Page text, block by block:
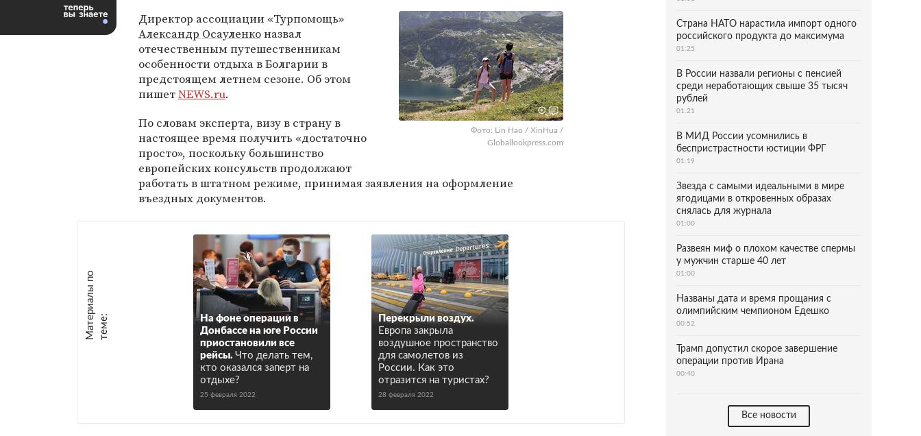
Фото: Lin Hao / XinHua /
Globallookpress.com
Директор ассоциации «Турпомощь»
Александр Осауленконазвал
отечественным путешественникам
особенности отдыха в Болгарии в
предстоящем летнем сезоне. Об этом
пишетNEWS.ru.
По словам эксперта, визу в страну в
настоящее время получить «достаточно
просто», поскольку большинство
европейских консульств продолжают
работать в штатном режиме, принимая заявления на оформление
въездных документов.
М
а
т е
р
и
а
л
ы
п
о
т
е
м
е :
На фоне операции в
Донбассе на юге России
приостановили все
рейсы. Что делать тем,
кто оказался заперт на
отдыхе?
25 февраля 2022
Перекрыли воздух.
Европа закрыла
воздушное пространство
для самолетов из
России. Как это
отразится на туристах?
28 февраля 2022
Страна НАТО нарастила импорт одного
российского продукта до максимума
01:25
В России назвали регионы с пенсией
среди неработающих свыше 35 тысяч
рублей
01:21
В МИД России усомнились в
беспристрастности юстиции ФРГ
01:19
Звезда с самыми идеальными в мире
ягодицами в откровенных образах
снялась для журнала
01:00
Развеян миф о плохом качестве спермы
у мужчин старше 40 лет
01:00
Названы дата и время прощания с
олимпийским чемпионом Едешко
00:52
Трамп допустил скорое завершение
операции против Ирана
00:40
Все новости